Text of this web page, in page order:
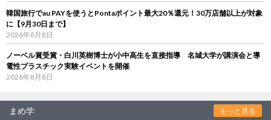
韓国旅行でau PAYを使うとPontaポイント最大20％還元！30万店舗以上が対象
に【9月30日まで】
2026年8月8日
ノーベル賞受賞・白川英樹博士が小中高生を直接指導 名城大学が講演会と導
電性プラスチック実験イベントを開催
2026年8月8日
まめ学 もっと見る